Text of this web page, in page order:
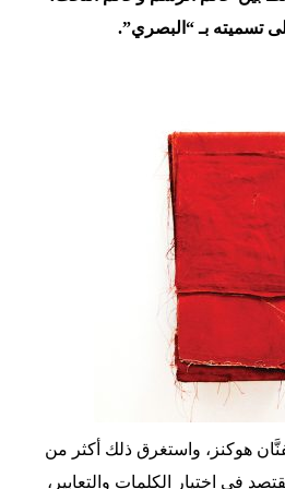
تسميته بـ “البصري”.
هوكنز، واستغرق ذلك أكثر من
في اختيار الكلمات والتعابير،